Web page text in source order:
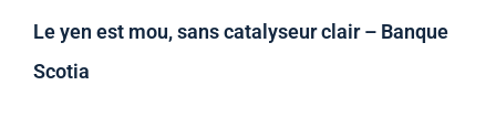
Le yen est mou, sans catalyseur clair – Banque
Scotia